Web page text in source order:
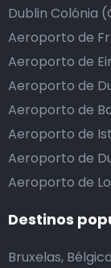
Dublin Colónia
Aeroporto de
Aeroporto de
Aeroporto de
Aeroporto de
Aeroporto de
Aeroporto de
Aeroporto de
Destinos
Bruxelas, Bélgica